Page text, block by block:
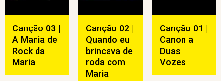
Canção 03 |
A Mania de
Rock da
Maria
Canção 02 |
Quando eu
brincava de
roda com
Maria
Canção 01 |
Canon a
Duas
Vozes